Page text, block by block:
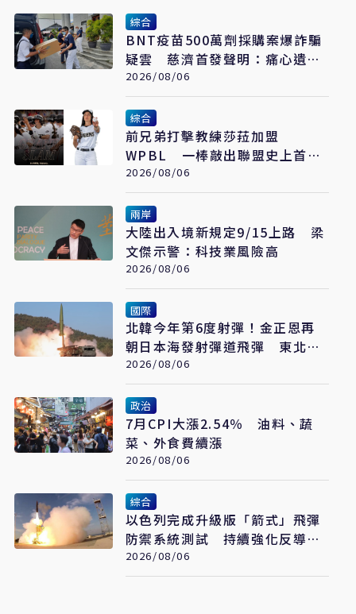
綜合
BNT疫苗500萬劑採購案爆詐騙
疑雲 慈濟首發聲明：痛心遺
憾 配合司法將追究權益
2026/08/06
綜合
前兄弟打擊教練莎菈加盟
WPBL 一棒敲出聯盟史上首支
滿貫砲
2026/08/06
兩岸
大陸出入境新規定9/15上路 梁
文傑示警：科技業風險高
2026/08/06
國際
北韓今年第6度射彈！金正恩再
朝日本海發射彈道飛彈 東北亞
局勢再升溫
2026/08/06
政治
7月CPI大漲2.54％ 油料、蔬
菜、外食費續漲
2026/08/06
綜合
以色列完成升級版「箭式」飛彈
防禦系統測試 持續強化反導能
力
2026/08/06